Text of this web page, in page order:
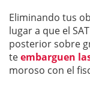
Eliminando tus
lugar a que el
posterior sobre
teembarguen
moroso con el